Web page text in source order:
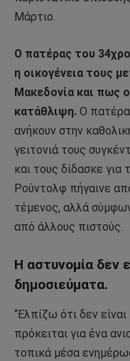
Μάρτιο.
Ο πατέρας του
η οικογένεια τους
Μακεδονία και πως
κατάθλιψη. Ο
ανήκουν στην
γειτονιά τους
και τους δίδασκε
Ρούντολφ πήγαινε
τέμενος, αλλά
από άλλους πιστούς.
Η αστυνομία δεν
δημοσιεύματα.
“Ελπίζω ότι δεν
πρόκειται για ένα
τοπικά μέσα